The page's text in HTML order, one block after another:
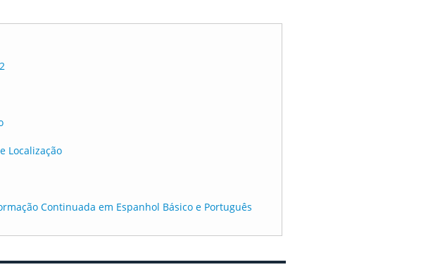
Localização
Continuada em Espanhol Básico e Português